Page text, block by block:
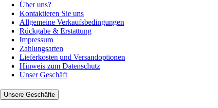
Über uns?
Kontaktieren Sie uns
Allgemeine Verkaufsbedingungen
Rückgabe & Erstattung
Impressum
Zahlungsarten
Lieferkosten und Versandoptionen
Hinweis zum Datenschutz
Unser Geschäft
Unsere Geschäfte